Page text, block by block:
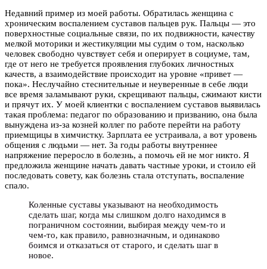
Недавний пример из моей работы. Обратилась женщина с
хроническим воспалением суставов пальцев рук. Пальцы — это
поверхностные социальные связи, по их подвижности, качеству
мелкой моторики и жестикуляции мы судим о том, насколько
человек свободно чувствует себя и оперирует в социуме, там,
где от него не требуется проявления глубоких личностных
качеств, а взаимодействие происходит на уровне «привет —
пока». Неслучайно стеснительные и неуверенные в себе люди
все время заламывают руки, скрещивают пальцы, сжимают кисти
и прячут их. У моей клиентки с воспалением суставов выявилась
такая проблема: педагог по образованию и призванию, она была
вынуждена из-за козней коллег по работе перейти на работу
приемщицы в химчистку. Зарплата ее устраивала, а вот уровень
общения с людьми — нет. За годы работы внутреннее
напряжение переросло в болезнь, а помочь ей не мог никто. Я
предложила женщине начать давать частные уроки, и стоило ей
последовать совету, как болезнь стала отступать, воспаление
спало.
Коленные суставы указывают на необходимость
сделать шаг, когда мы слишком долго находимся в
пограничном состоянии, выбирая между чем-то и
чем-то, как правило, равнозначным, и одинаково
боимся и отказаться от старого, и сделать шаг в
новое.